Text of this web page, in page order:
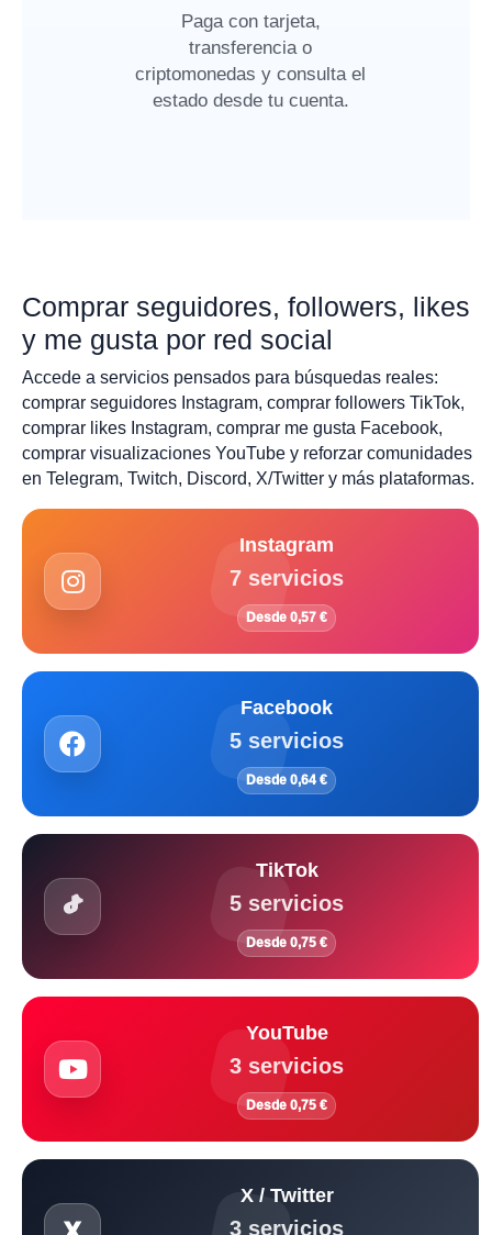
Paga con tarjeta,
transferencia o
criptomonedas y consulta el
estado desde tu cuenta.
Comprar seguidores, followers, likes
y me gusta por red social
Accede a servicios pensados para búsquedas reales:
comprar seguidores Instagram, comprar followers TikTok,
comprar likes Instagram, comprar me gusta Facebook,
comprar visualizaciones YouTube y reforzar comunidades
en Telegram, Twitch, Discord, X/Twitter y más plataformas.
Instagram
7 servicios
Desde 0,57 €
Facebook
5 servicios
Desde 0,64 €
TikTok
5 servicios
Desde 0,75 €
YouTube
3 servicios
Desde 0,75 €
X / Twitter
3 servicios